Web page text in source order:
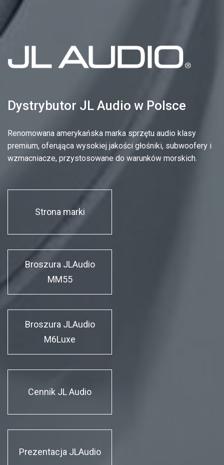
Dystrybutor JL Audio w Polsce
Renomowana amerykańska marka sprzętu audio klasy
premium, oferująca wysokiej jakości głośniki, subwoofery i
wzmacniacze, przystosowane do warunków morskich.
Strona marki
Broszura JLAudio
MM55
Broszura JLAudio
M6Luxe
Cennik JL Audio
Prezentacja JLAudio